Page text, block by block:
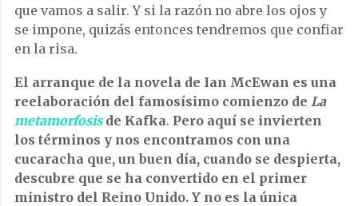
que vamos a salir. Y si la razón no abre los ojos y
se impone, quizás entonces tendremos que confiar
en la risa.
El arranque de la novela de Ian McEwan es una
reelaboración del famosísimo comienzo de La
metamorfosisde Kafka. Pero aquí se invierten
los términos y nos encontramos con una
cucaracha que, un buen día, cuando se despierta,
descubre que se ha convertido en el primer
ministro del Reino Unido. Y no es la única